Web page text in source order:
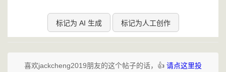
标记为 AI 生成 标记为人工创作
喜欢jackcheng2019朋友的这个帖子的话，👍 请点这里投